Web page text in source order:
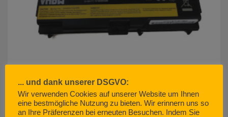
akku500.de (EMCOM GmbH) – so geht Kundenservice. Nicht.
JUNI 29, 2022
... und dank unserer DSGVO:
Wir verwenden Cookies auf unserer Website um Ihnen
eine bestmögliche Nutzung zu bieten. Wir erinnern uns so
an Ihre Präferenzen bei erneuten Besuchen. Indem Sie